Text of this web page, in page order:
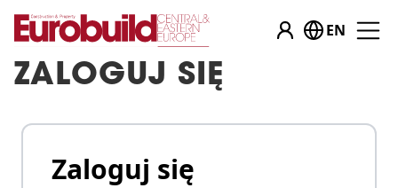
EN
ZALOGUJ SIĘ
Zaloguj się